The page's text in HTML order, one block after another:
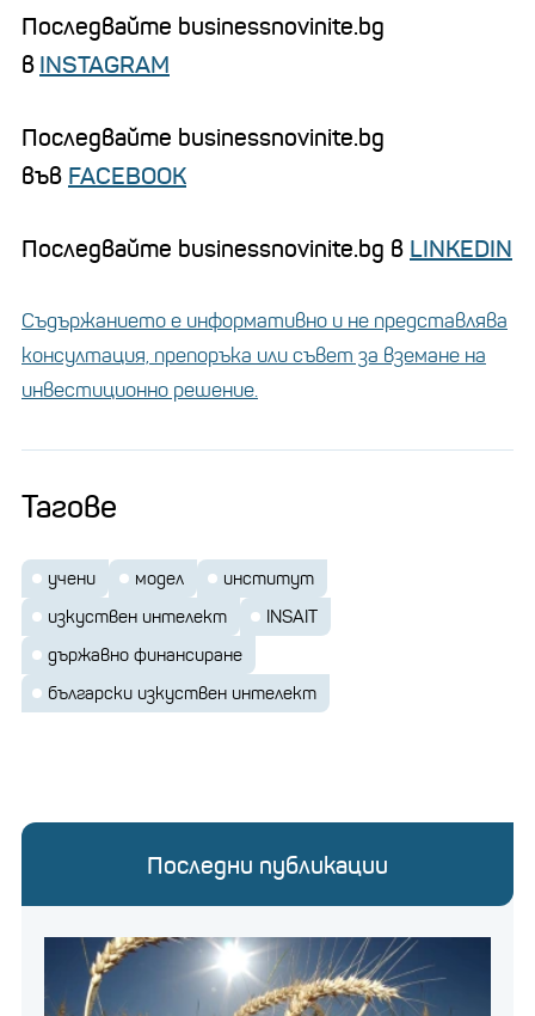
Последвайте businessnovinite.bg
в INSTAGRAM
Последвайте businessnovinite.bg
във FACEBOOK
Последвайте businessnovinite.bg в LINKEDIN
Съдържанието е информативно и не представлява
консултация, препоръка или съвет за вземане на
инвестиционно решение.
Тагове
учени модел
институт
изкуствен интелект
INSAIT
държавно финансиране
български изкуствен интелект
Последни публикации